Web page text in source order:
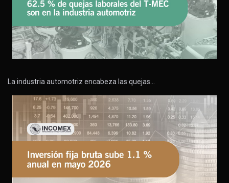
La industria automotriz encabeza las quejas…